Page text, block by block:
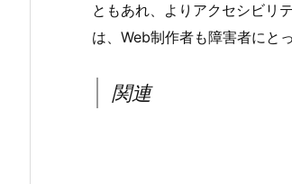
ともあれ、よりアクセシビリ
は、Web制作者も障害者にと
関連